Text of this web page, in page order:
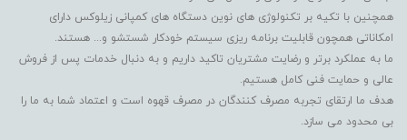
همچنین با تکیه بر تکنولوژی های نوین دستگاه های کمپانی زیلوکس دارای
امکاناتی همچون قابلیت برنامه ریزی سیستم خودکار شستشو و... هستند.
ما به عملکرد برتر و رضایت مشتریان تاکید داریم و به دنبال خدمات پس از فروش
عالی و حمایت فنی کامل هستیم.
هدف ما ارتقای تجربه مصرف کنندگان در مصرف قهوه است و اعتماد شما به ما را
بی محدود می سازد.